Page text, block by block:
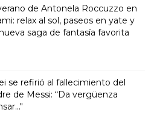
de Antonela Roccuzzo en
relax al sol, paseos en yate y
saga de fantasía favorita
se refirió al fallecimiento del
de Messi: “Da vergüenza